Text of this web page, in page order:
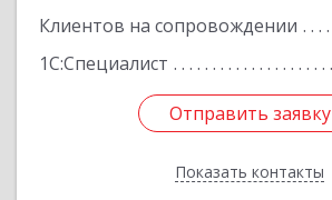
Клиентов на сопровождении
1С:Специалист
Отправить заявку
Показать контакты
Отправить заявку
Назад